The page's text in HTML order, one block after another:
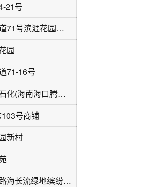
21号
海南省海口市龙华区丘海大道71号滨涯花园新村441号
园
71-16号
海口市秀英区南海大道中国石化(海南海口腾飞加油站)东南侧约60米
号商铺
新村
海南省海口市秀英区长滨四路海长流绿地缤纷城9栋118~119号铺面